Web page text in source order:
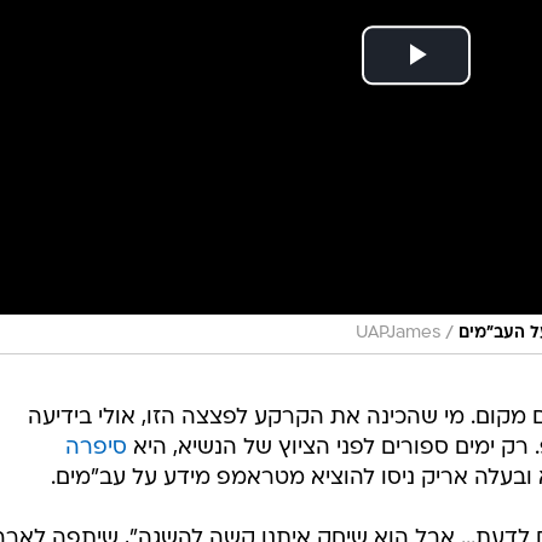
העב"מים /
UAPJames
מי שהכינה את הקרקע לפצצה הזו, אולי בידיעה
ימים ספורים לפני הציוץ של הנשיא, היא סיפרה
ובעלה אריק ניסו להוציא מטראמפ מידע על עב"מים.